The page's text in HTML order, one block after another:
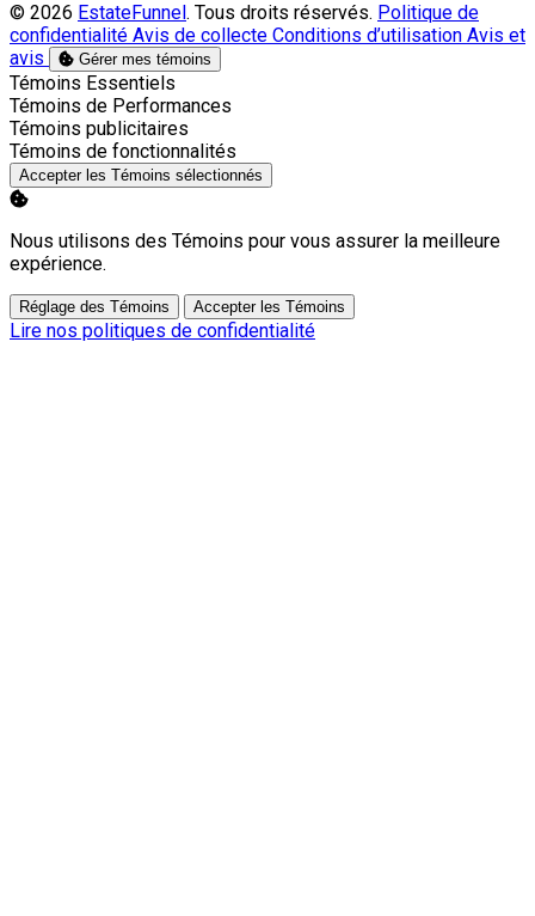
© 2026 EstateFunnel. Tous droits réservés. Politique de
confidentialité Avis de collecte Conditions d’utilisation Avis et
avis
Gérer mes témoins
Activer
Témoins Essentiels
Activer
Témoins de Performances
Activer
Témoins publicitaires
Activer
Témoins de fonctionnalités
Accepter les Témoins sélectionnés
Nous utilisons des Témoins pour vous assurer la meilleure
expérience.
Réglage des Témoins Accepter les Témoins
Lire nos politiques de confidentialité